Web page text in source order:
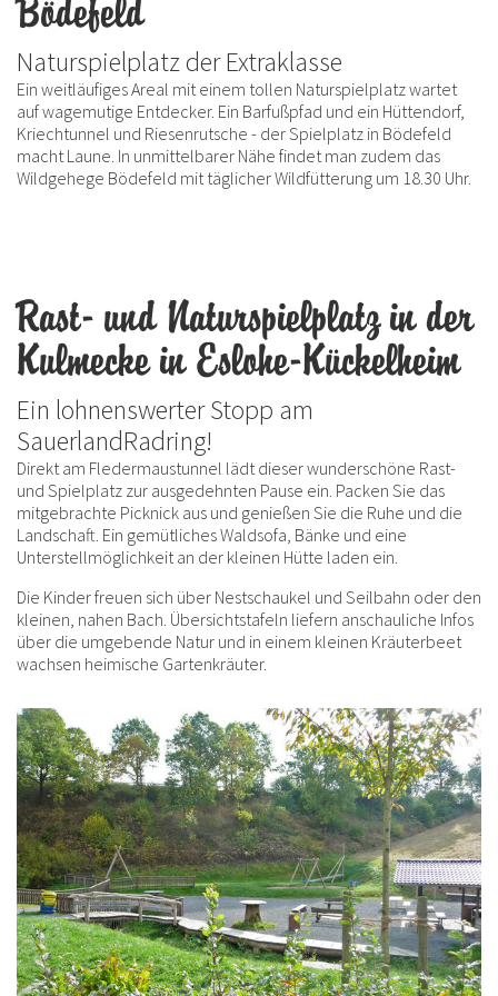
Bödefeld
Naturspielplatz der Extraklasse
Ein weitläufiges Areal mit einem tollen Naturspielplatz wartet
auf wagemutige Entdecker. Ein Barfußpfad und ein Hüttendorf,
Kriechtunnel und Riesenrutsche - der Spielplatz in Bödefeld
macht Laune. In unmittelbarer Nähe findet man zudem das
Wildgehege Bödefeld mit täglicher Wildfütterung um 18.30 Uhr.
Rast- und Naturspielplatz in der
Kulmecke in Eslohe-Kückelheim
Ein lohnenswerter Stopp am
SauerlandRadring!
Direkt am Fledermaustunnel lädt dieser wunderschöne Rast-
und Spielplatz zur ausgedehnten Pause ein. Packen Sie das
mitgebrachte Picknick aus und genießen Sie die Ruhe und die
Landschaft. Ein gemütliches Waldsofa, Bänke und eine
Unterstellmöglichkeit an der kleinen Hütte laden ein.
Die Kinder freuen sich über Nestschaukel und Seilbahn oder den
kleinen, nahen Bach. Übersichtstafeln liefern anschauliche Infos
über die umgebende Natur und in einem kleinen Kräuterbeet
wachsen heimische Gartenkräuter.